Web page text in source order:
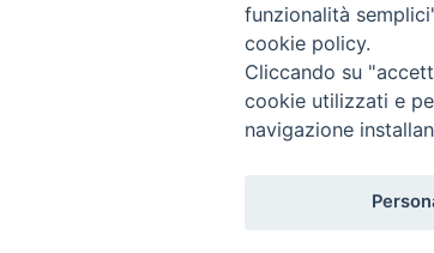
Copyright © 2019 - Tutti i diritti
funzionalità
cookie policy.
Cliccando su
cookie utilizzati e
navigazione